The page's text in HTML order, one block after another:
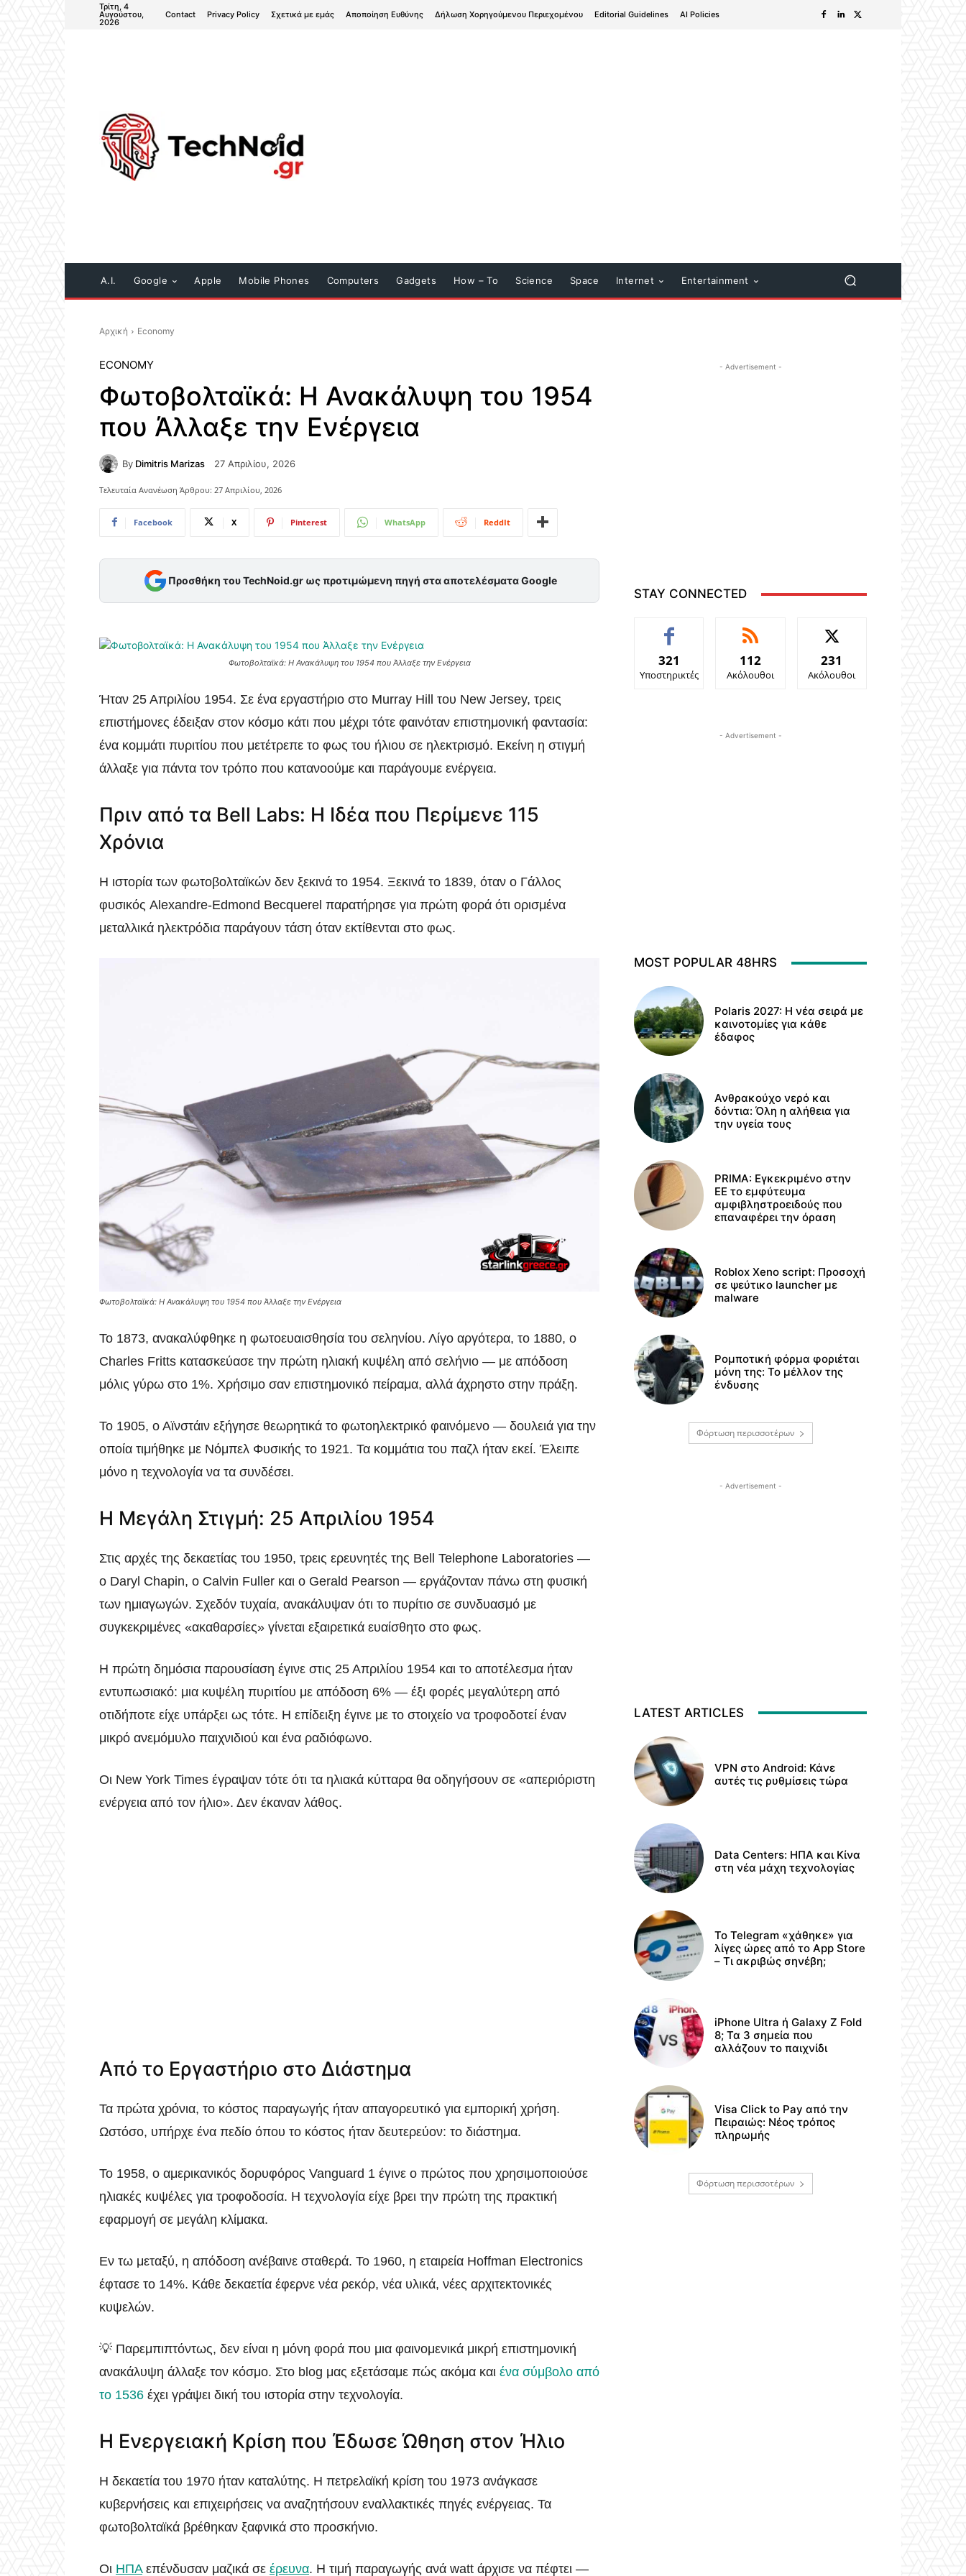
Τρίτη, 4
Αυγούστου,
2026
Contact Privacy Policy Σχετικά με εμάς Αποποίηση Ευθύνης Δήλωση Χορηγούμενου Περιεχομένου Editorial Guidelines AI Policies
A.I. Google Apple Mobile Phones Computers Gadgets How – To Science Space Internet Entertainment
Αρχική Economy
ECONOMY
Φωτοβολταϊκά: Η Ανακάλυψη του 1954
που Άλλαξε την Ενέργεια
By Dimitris Marizas 27 Απριλίου, 2026
Τελευταία Ανανέωση Άρθρου: 27 Απριλίου, 2026
Facebook X Pinterest WhatsApp ReddIt
Προσθήκη του TechNoid.gr ως προτιμώμενη πηγή στα αποτελέσματα Google
Φωτοβολταϊκά: Η Ανακάλυψη του 1954 που Άλλαξε την Ενέργεια
Ήταν 25 Απριλίου 1954. Σε ένα εργαστήριο στο Murray Hill του New Jersey, τρεις
επιστήμονες έδειξαν στον κόσμο κάτι που μέχρι τότε φαινόταν επιστημονική φαντασία:
ένα κομμάτι πυριτίου που μετέτρεπε το φως του ήλιου σε ηλεκτρισμό. Εκείνη η στιγμή
άλλαξε για πάντα τον τρόπο που κατανοούμε και παράγουμε ενέργεια.
Πριν από τα Bell Labs: Η Ιδέα που Περίμενε 115
Χρόνια
Η ιστορία των φωτοβολταϊκών δεν ξεκινά το 1954. Ξεκινά το 1839, όταν ο Γάλλος
φυσικός Alexandre-Edmond Becquerel παρατήρησε για πρώτη φορά ότι ορισμένα
μεταλλικά ηλεκτρόδια παράγουν τάση όταν εκτίθενται στο φως.
Φωτοβολταϊκά: Η Ανακάλυψη του 1954 που Άλλαξε την Ενέργεια
Το 1873, ανακαλύφθηκε η φωτοευαισθησία του σεληνίου. Λίγο αργότερα, το 1880, ο
Charles Fritts κατασκεύασε την πρώτη ηλιακή κυψέλη από σελήνιο — με απόδοση
μόλις γύρω στο 1%. Χρήσιμο σαν επιστημονικό πείραμα, αλλά άχρηστο στην πράξη.
Το 1905, ο Αϊνστάιν εξήγησε θεωρητικά το φωτοηλεκτρικό φαινόμενο — δουλειά για την
οποία τιμήθηκε με Νόμπελ Φυσικής το 1921. Τα κομμάτια του παζλ ήταν εκεί. Έλειπε
μόνο η τεχνολογία να τα συνδέσει.
Η Μεγάλη Στιγμή: 25 Απριλίου 1954
Στις αρχές της δεκαετίας του 1950, τρεις ερευνητές της Bell Telephone Laboratories —
ο Daryl Chapin, ο Calvin Fuller και ο Gerald Pearson — εργάζονταν πάνω στη φυσική
των ημιαγωγών. Σχεδόν τυχαία, ανακάλυψαν ότι το πυρίτιο σε συνδυασμό με
συγκεκριμένες «ακαθαρσίες» γίνεται εξαιρετικά ευαίσθητο στο φως.
Η πρώτη δημόσια παρουσίαση έγινε στις 25 Απριλίου 1954 και το αποτέλεσμα ήταν
εντυπωσιακό: μια κυψέλη πυριτίου με απόδοση 6% — έξι φορές μεγαλύτερη από
οτιδήποτε είχε υπάρξει ως τότε. Η επίδειξη έγινε με το στοιχείο να τροφοδοτεί έναν
μικρό ανεμόμυλο παιχνιδιού και ένα ραδιόφωνο.
Οι New York Times έγραψαν τότε ότι τα ηλιακά κύτταρα θα οδηγήσουν σε «απεριόριστη
ενέργεια από τον ήλιο». Δεν έκαναν λάθος.
Από το Εργαστήριο στο Διάστημα
Τα πρώτα χρόνια, το κόστος παραγωγής ήταν απαγορευτικό για εμπορική χρήση.
Ωστόσο, υπήρχε ένα πεδίο όπου το κόστος ήταν δευτερεύον: το διάστημα.
Το 1958, ο αμερικανικός δορυφόρος Vanguard 1 έγινε ο πρώτος που χρησιμοποιούσε
ηλιακές κυψέλες για τροφοδοσία. Η τεχνολογία είχε βρει την πρώτη της πρακτική
εφαρμογή σε μεγάλη κλίμακα.
Εν τω μεταξύ, η απόδοση ανέβαινε σταθερά. Το 1960, η εταιρεία Hoffman Electronics
έφτασε το 14%. Κάθε δεκαετία έφερνε νέα ρεκόρ, νέα υλικά, νέες αρχιτεκτονικές
κυψελών.
💡 Παρεμπιπτόντως, δεν είναι η μόνη φορά που μια φαινομενικά μικρή επιστημονική
ανακάλυψη άλλαξε τον κόσμο. Στο blog μας εξετάσαμε πώς ακόμα και ένα σύμβολο από
το 1536 έχει γράψει δική του ιστορία στην τεχνολογία.
Η Ενεργειακή Κρίση που Έδωσε Ώθηση στον Ήλιο
Η δεκαετία του 1970 ήταν καταλύτης. Η πετρελαϊκή κρίση του 1973 ανάγκασε
κυβερνήσεις και επιχειρήσεις να αναζητήσουν εναλλακτικές πηγές ενέργειας. Τα
φωτοβολταϊκά βρέθηκαν ξαφνικά στο προσκήνιο.
Οι ΗΠΑεπένδυσαν μαζικά σε έρευνα. Η τιμή παραγωγής ανά watt άρχισε να πέφτει —
- Advertisement -
STAY CONNECTED
321
Υποστηρικτές
112
Ακόλουθοι
231
Ακόλουθοι
- Advertisement -
MOST POPULAR 48HRS
Polaris 2027: Η νέα σειρά με
καινοτομίες για κάθε
έδαφος
Ανθρακούχο νερό και
δόντια: Όλη η αλήθεια για
την υγεία τους
PRIMA: Εγκεκριμένο στην
ΕΕ το εμφύτευμα
αμφιβληστροειδούς που
επαναφέρει την όραση
Roblox Xeno script: Προσοχή
σε ψεύτικο launcher με
malware
Ρομποτική φόρμα φοριέται
μόνη της: Το μέλλον της
ένδυσης
Φόρτωση περισσοτέρων
- Advertisement -
LATEST ARTICLES
VPN στο Android: Κάνε
αυτές τις ρυθμίσεις τώρα
Data Centers: ΗΠΑ και Κίνα
στη νέα μάχη τεχνολογίας
Το Telegram «χάθηκε» για
λίγες ώρες από το App Store
– Τι ακριβώς σηνέβη;
iPhone Ultra ή Galaxy Z Fold
8; Τα 3 σημεία που
αλλάζουν το παιχνίδι
Visa Click to Pay από την
Πειραιώς: Νέος τρόπος
πληρωμής
Φόρτωση περισσοτέρων